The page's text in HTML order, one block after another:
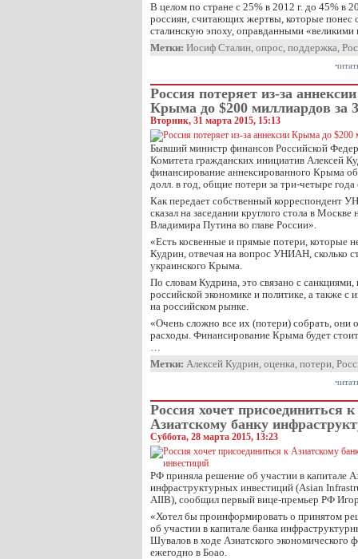
В целом по стране с 25% в 2012 г. до 45% в
россиян, считающих жертвы, которые понес
сталинскую эпоху, оправданными
Метки: Иосиф Сталин, опрос, поддержка,
Россия потеряет из-за аннексии
Крыма до $200 миллиардов за
Вторник, 31 марта 2015, 15:13
Бывший министр финансов Российской
Комитета гражданских инициатив Алексей
финансирование аннексированного Крыма
долл. в год, общие потери за три-четыре
Как передает собственный корреспондент
сказал на заседании круглого стола в Москве
Владимира Путина во главе России».
«Есть косвенные и прямые потери, которые
Кудрин, отвечая на вопрос УНИАН, сколько
украинского Крыма.
По словам Кудрина, это связано с
российской экономике и политике, а также с
на российском рынке.
«Очень сложно все их (потери) собрать, они
расходы. Финансирование Крыма будет
…
Метки: Алексей Кудрин, оценка, потери,
Россия хочет присоединиться к
Азиатскому банку
Суббота, 28 марта 2015, 13:23
РФ приняла решение об участии в капитале
инфраструктурных инвестиций (Asian
AIIB), сообщил первый вице-премьер РФ
«Хотел бы проинформировать о принятом
об участии в капитале банка
Шувалов в ходе Азиатского экономического
ежегодно в Боао.